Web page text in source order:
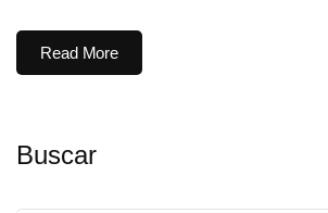
Read More
Buscar